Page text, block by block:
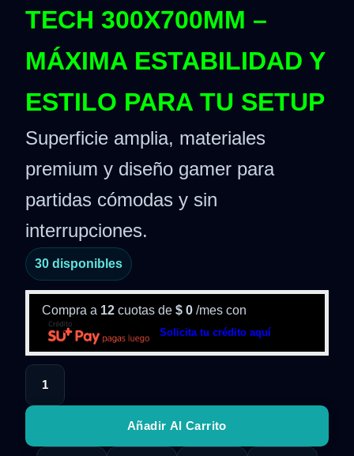
TECH 300X700MM –
MÁXIMA ESTABILIDAD Y
ESTILO PARA TU SETUP
Superficie amplia, materiales
premium y diseño gamer para
partidas cómodas y sin
interrupciones.
30 disponibles
Compra a 12 cuotas de $ 0 /mes con
Solicita tu crédito aquí
Añadir Al Carrito